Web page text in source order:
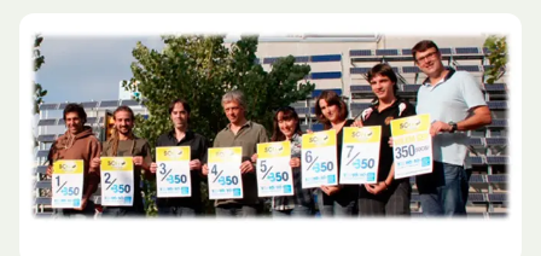
Hizkuntza: ES CA GL EU